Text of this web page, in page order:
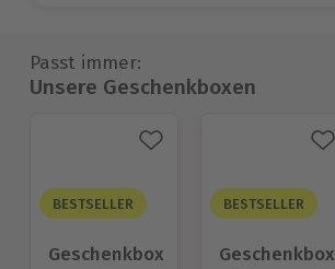
Passt immer:
Unsere Geschenkboxen
BESTSELLER
Geschenkbox
BESTSELLER
Geschenkbox